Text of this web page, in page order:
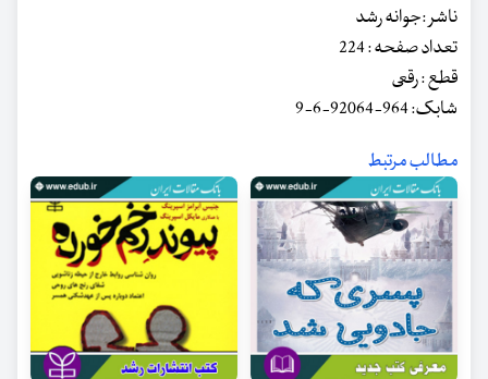
ناشر :جوانه رشد
تعداد صفحه : 224
قطع : رقعی
شابک: 964-92064-6-9
مطالب مرتبط